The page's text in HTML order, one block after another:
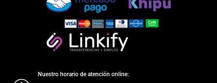
Nuestro horario de atención online: